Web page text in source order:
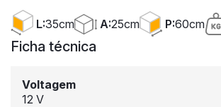
L:35cm A:25cm P:60cm
Ficha técnica
Voltagem
12 V